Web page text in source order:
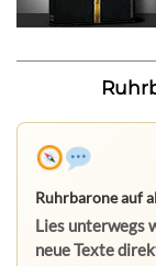
Ruhrbarone auf
Lies unterwegs
neue Texte